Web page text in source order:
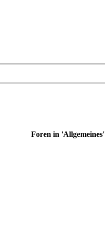
Foren in 'Allgemeines'